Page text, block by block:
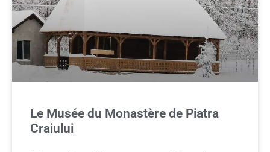
Le Musée du Monastère de Piatra
Craiului